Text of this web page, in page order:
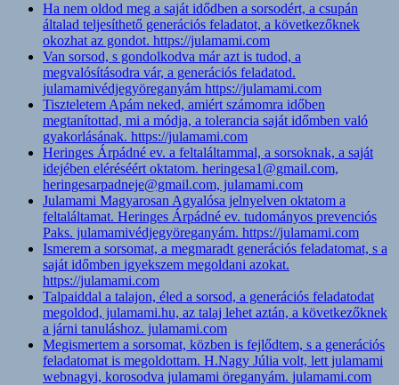
Ha nem oldod meg a saját idődben a sorsodért, a csupán
általad teljesíthető generációs feladatot, a következőknek
okozhat az gondot. https://julamami.com
Van sorsod, s gondolkodva már azt is tudod, a
megvalósításodra vár, a generációs feladatod.
julamamivédjegyöreganyám https://julamami.com
Tiszteletem Apám neked, amiért számomra időben
megtanítottad, mi a módja, a tolerancia saját időmben való
gyakorlásának. https://julamami.com
Heringes Árpádné ev. a feltaláltammal, a sorsoknak, a saját
idejében eléréséért oktatom. heringesa1@gmail.com,
heringesarpadneje@gmail.com, julamami.com
Julamami Magyarosan Agyalósa jelnyelven oktatom a
feltaláltamat. Heringes Árpádné ev. tudományos prevenciós
Paks. julamamivédjegyöreganyám. https://julamami.com
Ismerem a sorsomat, a megmaradt generációs feladatomat, s a
saját időmben igyekszem megoldani azokat.
https://julamami.com
Talpaiddal a talajon, éled a sorsod, a generációs feladatodat
megoldod, julamami.hu, az talaj lehet aztán, a következőknek
a járni tanuláshoz. julamami.com
Megismertem a sorsomat, közben is fejlődtem, s a generációs
feladatomat is megoldottam. H.Nagy Júlia volt, lett julamami
webnagyi, korosodva julamami öreganyám. julamami.com